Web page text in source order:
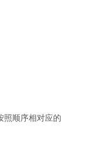
照顺序相对应的